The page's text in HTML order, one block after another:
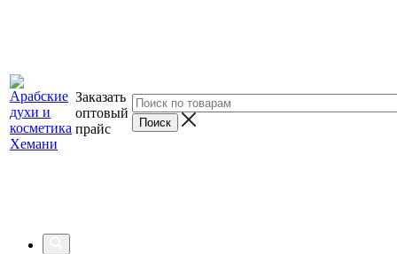
Заказать
оптовый
прайс